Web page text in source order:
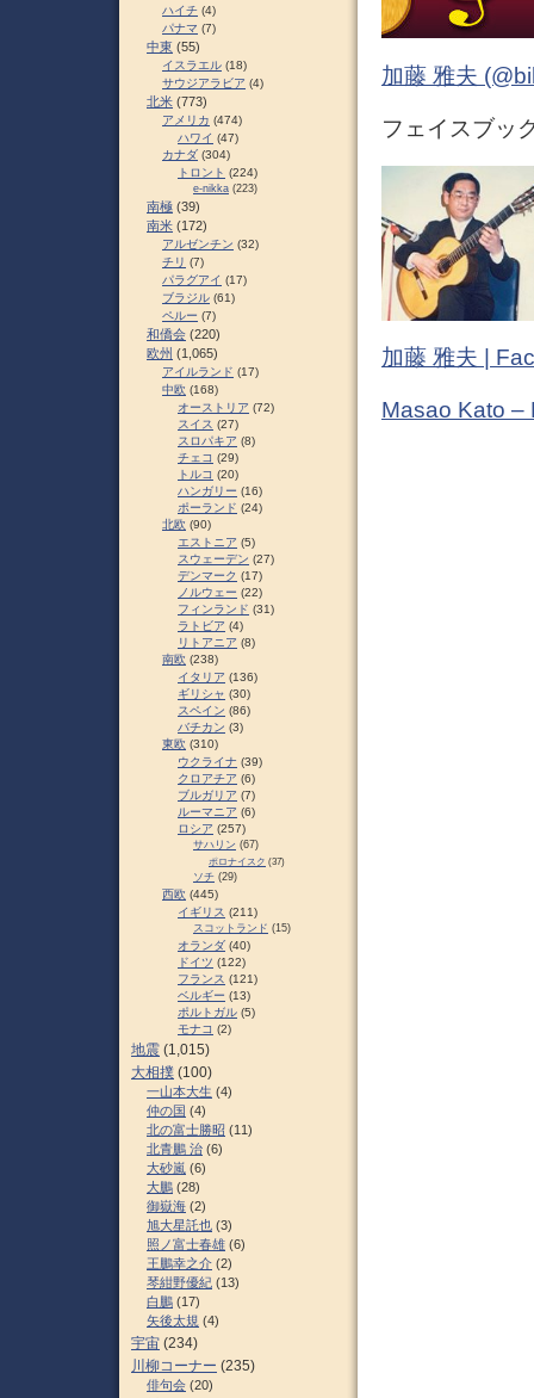
加藤 雅夫
フェイスブッ
加藤 雅夫 |
Masao Kato –
ハイチ (4)
パナマ (7)
中東 (55)
イスラエル (18)
サウジアラビア (4)
北米 (773)
アメリカ (474)
ハワイ (47)
カナダ (304)
トロント (224)
e-nikka (223)
南極 (39)
南米 (172)
アルゼンチン (32)
チリ (7)
パラグアイ (17)
ブラジル (61)
ペルー (7)
和僑会 (220)
欧州 (1,065)
アイルランド (17)
中欧 (168)
オーストリア (72)
スイス (27)
スロパキア (8)
チェコ (29)
トルコ (20)
ハンガリー (16)
ポーランド (24)
北欧 (90)
エストニア (5)
スウェーデン (27)
デンマーク (17)
ノルウェー (22)
フィンランド (31)
ラトビア (4)
リトアニア (8)
南欧 (238)
イタリア (136)
ギリシャ (30)
スペイン (86)
バチカン (3)
東欧 (310)
ウクライナ (39)
クロアチア (6)
ブルガリア (7)
ルーマニア (6)
ロシア (257)
サハリン (67)
ポロナイスク (37)
ソチ (29)
西欧 (445)
イギリス (211)
スコットランド (15)
オランダ (40)
ドイツ (122)
フランス (121)
ベルギー (13)
ポルトガル (5)
モナコ (2)
地震 (1,015)
大相撲 (100)
一山本大生 (4)
仲の国 (4)
北の富士勝昭 (11)
北青鵬 治 (6)
大砂嵐 (6)
大鵬 (28)
御嶽海 (2)
旭大星託也 (3)
照ノ富士春雄 (6)
王鵬幸之介 (2)
琴紺野優紀 (13)
白鵬 (17)
矢後太規 (4)
宇宙 (234)
川柳コーナー (235)
俳句会 (20)